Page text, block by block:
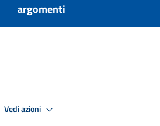
argomenti
Vedi azioni